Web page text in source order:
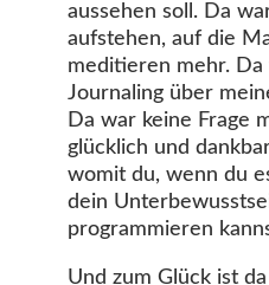
aussehen soll. Da
aufstehen, auf die
meditieren mehr. Da
Journaling über
Da war keine Frage
glücklich und
womit du, wenn du
dein
programmieren
Und zum Glück ist